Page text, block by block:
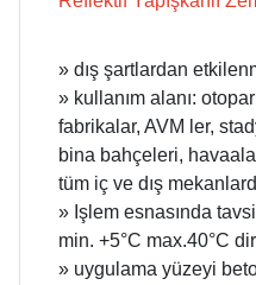
» dış şartlardan
» kullanım alanı:
fabrikalar, AVM ler,
bina bahçeleri,
tüm iç ve dış
» Işlem esnasında
min. +5°C max.40°C dir
» uygulama yüzeyi